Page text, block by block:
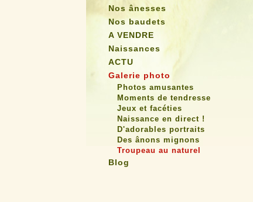
Nos ânesses
Nos baudets
A VENDRE
Naissances
ACTU
Galerie photo
Photos amusantes
Moments de tendresse
Jeux et facéties
Naissance en direct !
D'adorables portraits
Des ânons mignons
Troupeau au naturel
Blog